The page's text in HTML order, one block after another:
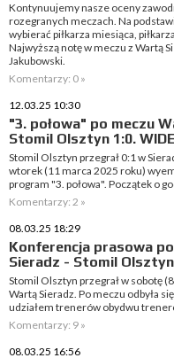
Kontynuujemy nasze oceny
rozegranych meczach. Na
wybierać piłkarza miesiąca,
Najwyższą notę w meczu z Wartą
Jakubowski.
Komentarzy: 0 »
12.03.25 10:30
"3. połowa" po meczu
Stomil Olsztyn 1:0.
Stomil Olsztyn przegrał 0:1 w
wtorek (11 marca 2025 roku)
program "3. połowa". Początek o
Komentarzy: 2 »
08.03.25 18:29
Konferencja prasowa
Sieradz - Stomil
Stomil Olsztyn przegrał w sobotę
Wartą Sieradz. Po meczu odbyła
udziałem trenerów obydwu
Komentarzy: 9 »
08.03.25 16:56